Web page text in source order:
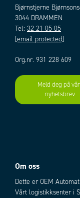
Materiale
Type
Add to
Bjørnstjerne
3044 DRAMMEN
Tel: 32 21 05 05
[email protected]
Org.nr. 931 228 609
Meld deg på
nyhetsbrev
Om oss
Dette er OEM
Vårt logistikksenter i